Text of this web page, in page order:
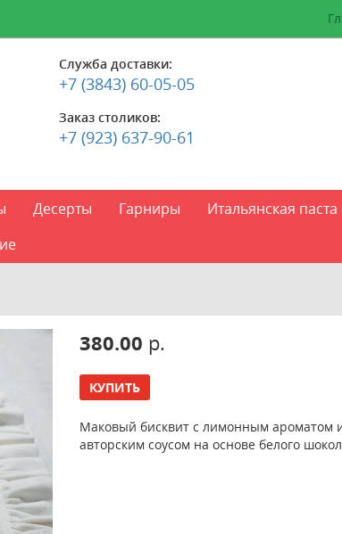
Служба доставки:
+7 (3843) 60-05-05
Заказ столиков:
+7 (923) 637-90-61
Десерты Гарниры Итальянская паста
380.00 р.
КУПИТЬ
Маковый бисквит с лимонным ароматом
авторским соусом на основе белого